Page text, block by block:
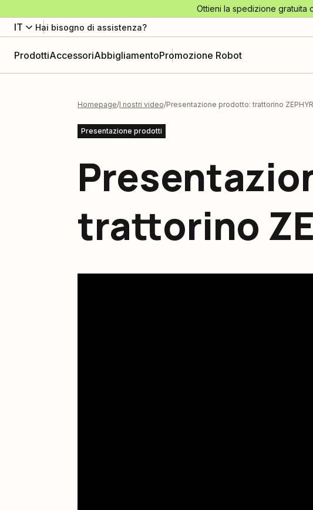
Ottieni la spedizione gratuita
IT Hai bisogno di assistenza?
ProdottiAccessoriAbbigliamentoPromozione Robot
Homepage I nostri video Presentazione prodotto: trattorino
Presentazione prodotti
trattorino